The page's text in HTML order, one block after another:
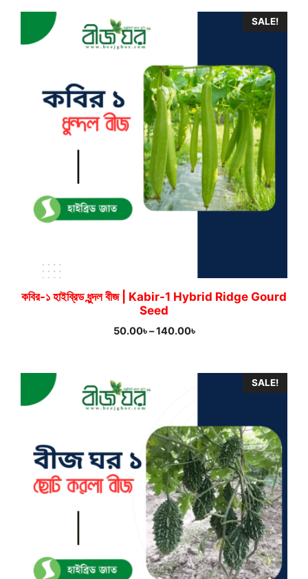
through
SALE!
কবির-১ হাইব্রিড ধুন্দল বীজ | Kabir-1 Hybrid Ridge Gourd
Seed
50.00৳–140.00৳Price
through
SALE!